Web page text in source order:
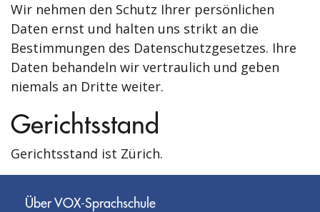
Wir nehmen den Schutz Ihrer persönlichen
Daten ernst und halten uns strikt an die
Bestimmungen des Datenschutzgesetzes. Ihre
Daten behandeln wir vertraulich und geben
niemals an Dritte weiter.
Gerichtsstand
Gerichtsstand ist Zürich.
Über VOX-Sprachschule